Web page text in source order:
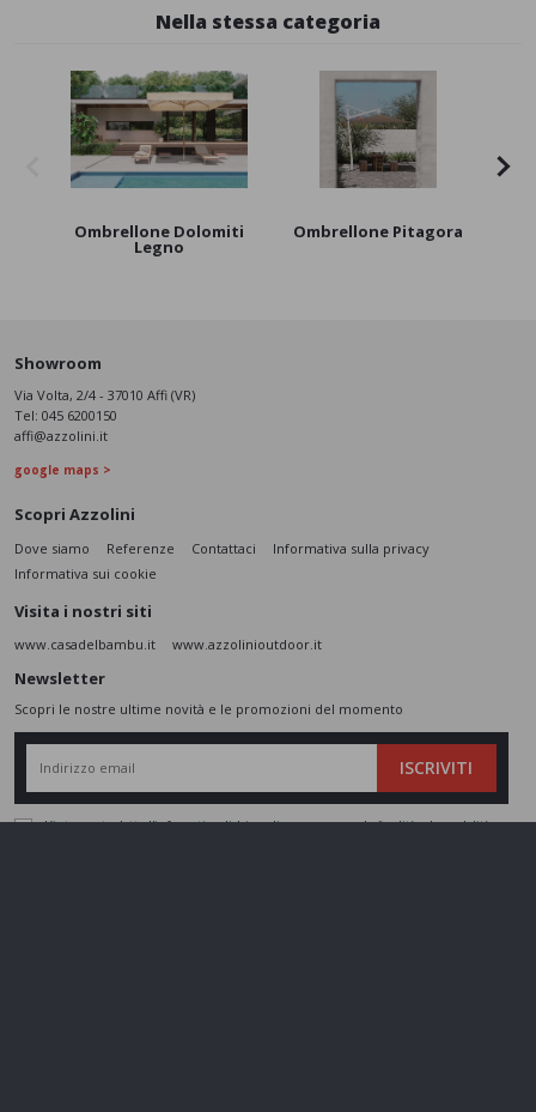
Nella stessa categoria
Ombrellone Dolomiti
Legno
Ombrellone Pitagora
Showroom
Via Volta, 2/4 - 37010 Affi (VR)
Tel: 045 6200150
affi@azzolini.it
google maps >
Scopri Azzolini
Dove siamo Referenze Contattaci
Informativa sulla privacy
Informativa sui cookie
Visita i nostri siti
www.casadelbambu.it www.azzolinioutdoor.it
Newsletter
Scopri le nostre ultime novità e le promozioni del momento
ISCRIVITI
L’interessato,letta l'informativadichiara di aver compreso le finalità e le modalità